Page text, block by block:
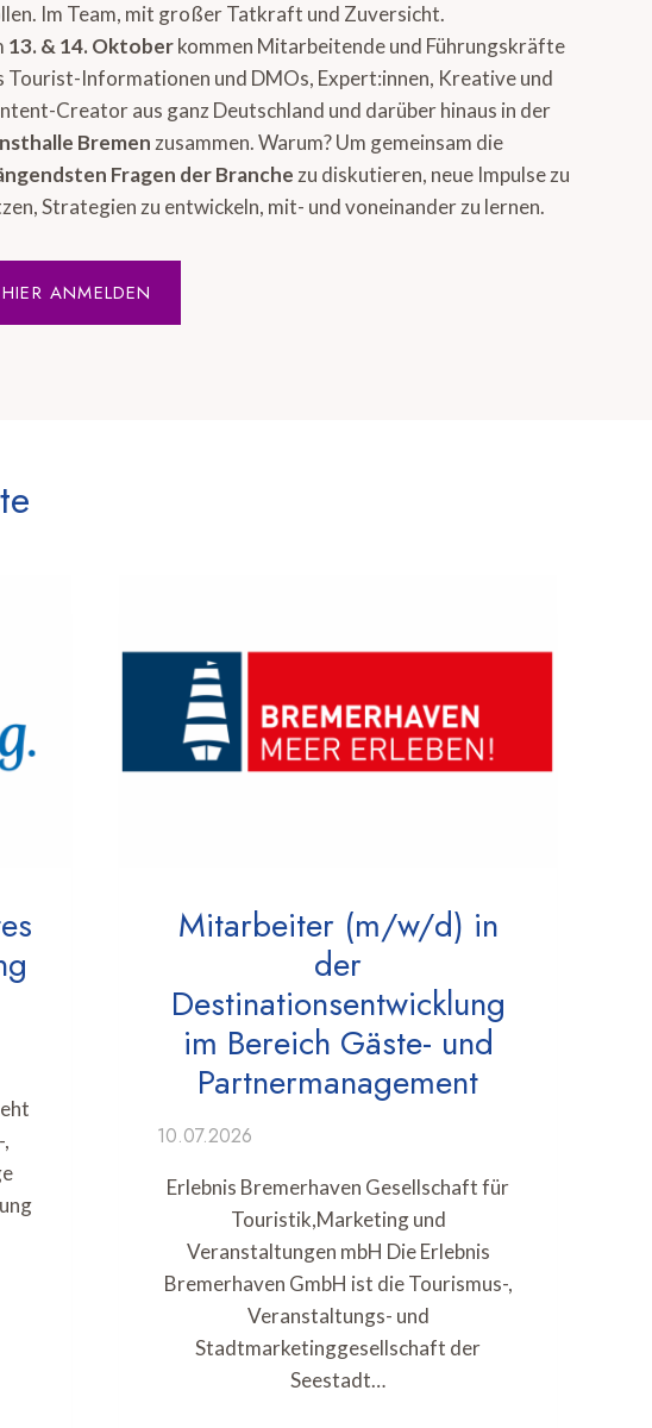
Im Team, mit großer Tatkraft und Zuversicht.
13. & 14. Oktoberkommen Mitarbeitende und Führungskräfte
Tourist-Informationen und DMOs, Expert:innen, Kreative und
Creator aus ganz Deutschland und darüber hinaus in der
Bremen zusammen. Warum? Um gemeinsam die
Fragen der Branche zu diskutieren, neue Impulse zu
Strategien zu entwickeln, mit- und voneinander zu lernen.
HIER ANMELDEN
Mitarbeiter (m/w/d) in
der
Destinationsentwicklung
im Bereich Gäste- und
Partnermanagement
10.07.2026
Erlebnis Bremerhaven Gesellschaft für
Touristik,Marketing und
Veranstaltungen mbH Die Erlebnis
Bremerhaven GmbH ist die Tourismus-,
Veranstaltungs- und
Stadtmarketinggesellschaft der
Seestadt…